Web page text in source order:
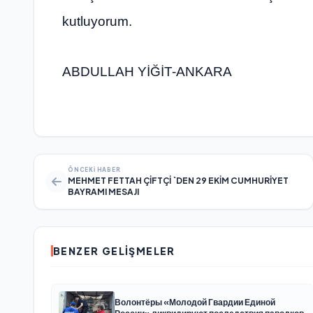
kutluyorum.
ABDULLAH YİĞİT-ANKARA
ÖNCEKI HABER
MEHMET FETTAH ÇİFTÇİ `DEN 29 EKİM CUMHURİYET
BAYRAMI MESAJI
BENZER GELIŞMELER
Волонтёры «Молодой Гвардии Единой